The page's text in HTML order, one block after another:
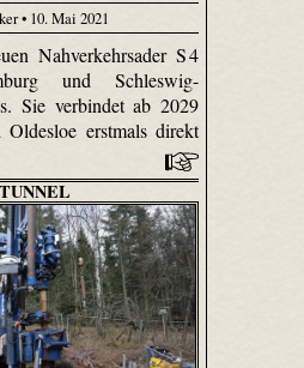
• 10. Mai 2021
Nahverkehrsader S 4
und Schleswig-
Sie verbindet ab 2029
erstmals direkt
TUNNEL